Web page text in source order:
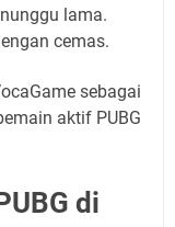
lama.
cemas.
sebagai
aktif PUBG
di